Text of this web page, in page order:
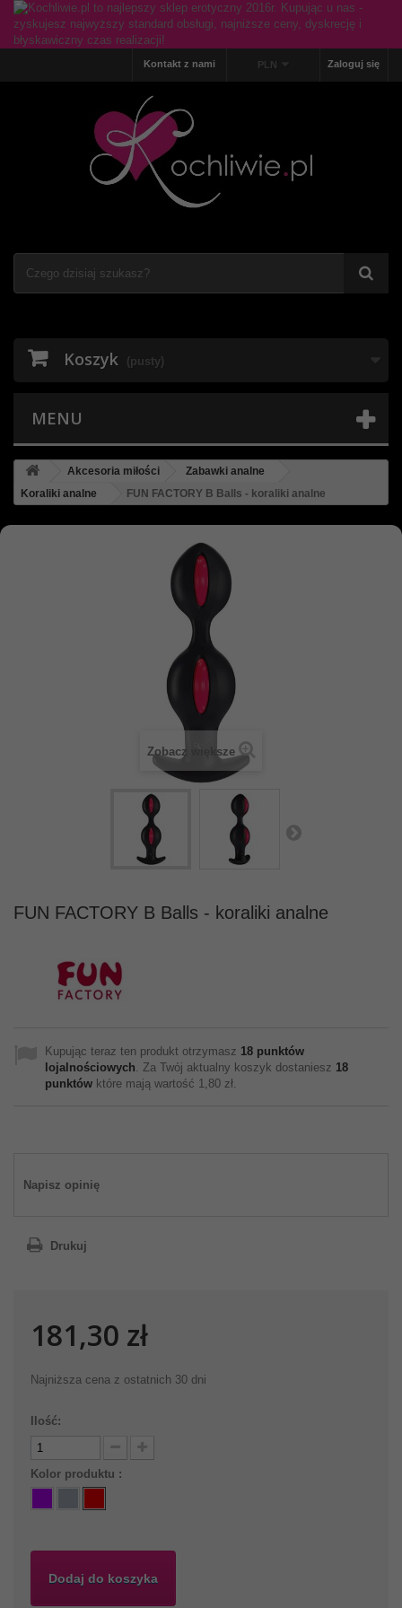
Zaloguj się
PLN
Kontakt z nami
Koszyk (pusty)
MENU
Akcesoria miłości
Zabawki analne
Koraliki analne
FUN FACTORY B Balls - koraliki analne
Zobacz większe
FUN FACTORY B Balls - koraliki analne
Kupując teraz ten produkt otrzymasz 18 punktów
lojalnościowych. Za Twój aktualny koszyk dostaniesz 18
punktów które mają wartość 1,80 zł.
Napisz opinię
Drukuj
181,30 zł
Najniższa cena z ostatnich 30 dni
Ilość:
Kolor produktu :
Dodaj do koszyka